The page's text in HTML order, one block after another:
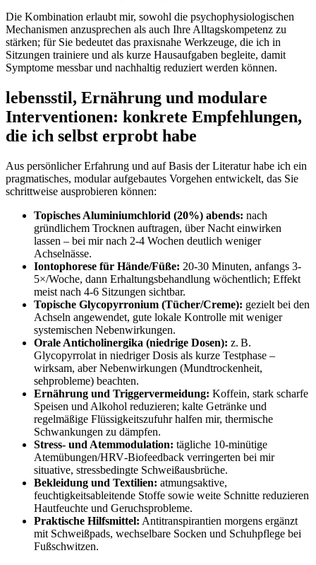
Die ​Kombination erlaubt mir, sowohl die psychophysiologischen
Mechanismen anzusprechen als auch Ihre Alltagskompetenz zu
stärken; für Sie bedeutet das praxisnahe Werkzeuge, die ich in
Sitzungen trainiere ‌und als kurze Hausaufgaben begleite, damit
Symptome messbar und‍ nachhaltig reduziert werden können.
lebensstil, Ernährung und modulare
Interventionen: konkrete Empfehlungen,
die ich selbst erprobt habe
Aus persönlicher Erfahrung und auf Basis der Literatur habe ich ein
pragmatisches, modular ‌aufgebautes Vorgehen entwickelt, das Sie​
schrittweise ausprobieren können:
Topisches Aluminiumchlorid (20%) abends: nach
⁢gründlichem Trocknen auftragen, über‌ Nacht einwirken
lassen – bei mir nach 2-4 Wochen deutlich weniger
Achselnässe.
Iontophorese für ‍Hände/Füße: 20‑30⁣ Minuten, anfangs 3-
5×/Woche,‍ dann Erhaltungsbehandlung wöchentlich; Effekt
meist nach 4-6 Sitzungen ⁣sichtbar.
Topische Glycopyrronium (Tücher/Creme): gezielt bei den
Achseln ⁤angewendet, gute lokale ‌Kontrolle mit⁤ weniger
systemischen Nebenwirkungen.
Orale Anticholinergika (niedrige⁣ Dosen): z. B.
Glycopyrrolat in niedriger Dosis‍ als kurze Testphase –
⁣wirksam, aber Nebenwirkungen (Mundtrockenheit,
sehprobleme) beachten.
Ernährung und Triggervermeidung: Koffein, stark scharfe
Speisen und Alkohol reduzieren; kalte Getränke und
regelmäßige Flüssigkeitszufuhr halfen mir, thermische
Schwankungen zu dämpfen.
Stress- und⁣ Atemmodulation: tägliche 10‑minütige
Atemübungen/HRV‑Biofeedback verringerten bei mir⁤
situative, stressbedingte Schweißausbrüche.
Bekleidung und Textilien: atmungsaktive,
feuchtigkeitsableitende Stoffe sowie weite Schnitte reduzieren
Hautfeuchte und Geruchsprobleme.
Praktische Hilfsmittel: Antitranspirantien morgens ergänzt
mit Schweißpads, wechselbare Socken und Schuhpflege‌ bei
Fußschwitzen.